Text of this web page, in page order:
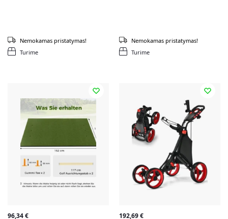
Turime
Nemokamas pristatymas!
Turime
Nemokamas pristatymas!
96,34€ 192,69€